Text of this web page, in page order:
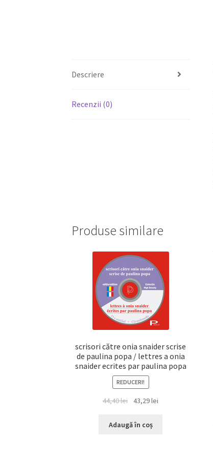
Descriere
Recenzii (0)
Produse similare
scrisori către onia snaider scrise
de paulina popa / lettres a onia
snaider ecrites par paulina popa
REDUCERI!
44,40lei
Prețul
a
43,29lei
Adaugă în coș